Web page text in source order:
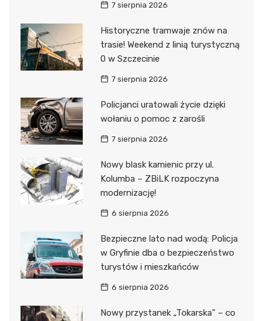
7 sierpnia 2026
Historyczne tramwaje znów na
trasie! Weekend z linią turystyczną
0 w Szczecinie
7 sierpnia 2026
Policjanci uratowali życie dzięki
wołaniu o pomoc z zarośli
7 sierpnia 2026
Nowy blask kamienic przy ul.
Kolumba – ZBiLK rozpoczyna
modernizację!
6 sierpnia 2026
Bezpieczne lato nad wodą: Policja
w Gryfinie dba o bezpieczeństwo
turystów i mieszkańców
6 sierpnia 2026
Nowy przystanek „Tokarska” – co